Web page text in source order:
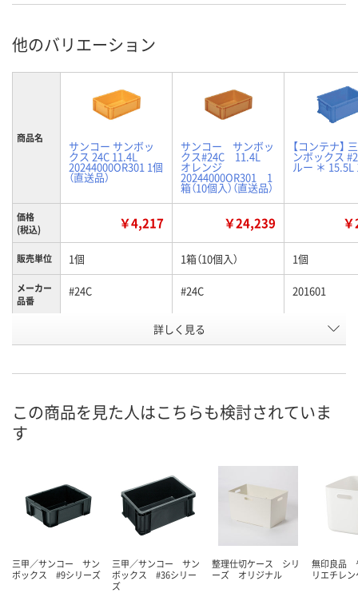
他のバリエーション
商品名
サンコー サンボッ
クス 24C 11.4L
20244000OR301 1個
（直送品）
サンコー サンボッ
クス#24C 11.4L
オレンジ
20244000OR301 1
箱（10個入）（直送品）
【コンテナ】
ンボックス
ルー ＊ 15.5L
価格
(税込)
￥4,217 ￥24,239
販売単位 1個 1箱（10個入） 1個
メーカー
品番
#24C #24C 201601
オレンジ
号
お届け日
カゴへ
詳しく見る
この商品を見た人はこちらも検討されていま
す
三甲／サンコー サン
ボックス #9シリーズ
三甲／サンコー サン
ボックス #36シリー
ズ
整理仕切ケース シリ
ーズ オリジナル
無印良品
リエチレ